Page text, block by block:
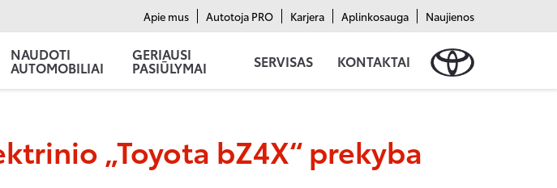
Apie mus Autotoja PRO Karjera Aplinkosauga Naujienos
NAUDOTI
AUTOMOBILIAI
GERIAUSI
PASIŪLYMAI SERVISAS KONTAKTAI
„Toyota bZ4X“ prekyba